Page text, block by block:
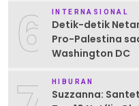
6 INTERNASIONAL
Detik-detik
Pro-Palestina
Washington DC
HIBURAN
Suzzanna: